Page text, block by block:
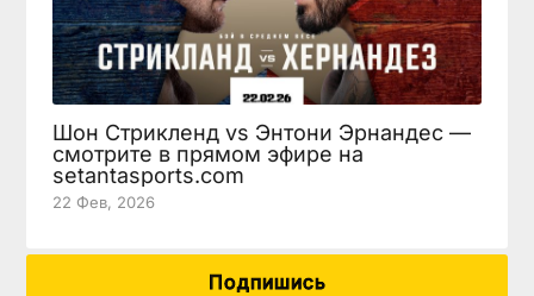
Шон Стрикленд vs Энтони Эрнандес —
смотрите в прямом эфире на
setantasports.com
22 Фев, 2026
Подпишись